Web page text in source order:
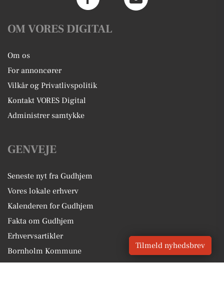
OM VORES DIGITAL
Om os
For annoncører
Vilkår og Privatlivspolitik
Kontakt VORES Digital
Administrer samtykke
GENVEJE
Seneste nyt fra Gudhjem
Vores lokale erhverv
Kalenderen for Gudhjem
Fakta om Gudhjem
Erhvervsartikler
Bornholm Kommune
Tilmeld nyhedsbrev